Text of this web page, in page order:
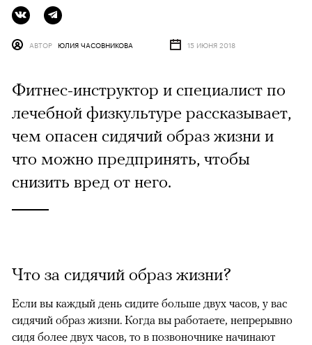
АВТОР ЮЛИЯ ЧАСОВНИКОВА 15 ИЮНЯ 2018
Фитнес-инструктор и специалист по
лечебной физкультуре рассказывает,
чем опасен сидячий образ жизни и
что можно предпринять, чтобы
снизить вред от него.
Что за сидячий образ жизни?
Если вы каждый день сидите больше двух часов, у вас
сидячий образ жизни. Когда вы работаете, непрерывно
сидя более двух часов, то в позвоночнике начинают